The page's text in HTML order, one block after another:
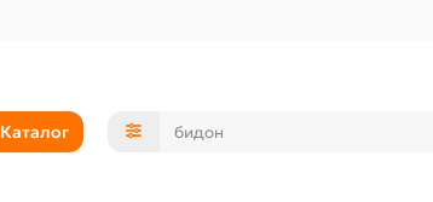
Каталог